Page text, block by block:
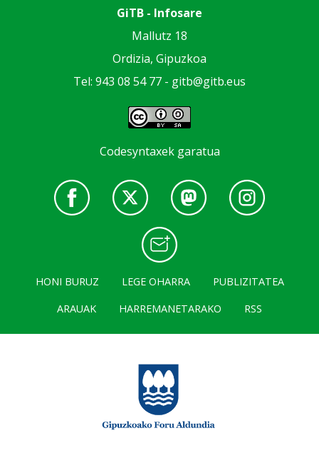
GiTB - Infosare
Mallutz 18
Ordizia, Gipuzkoa
Tel: 943 08 54 77 - gitb@gitb.eus
Codesyntaxek garatua
HONI BURUZ LEGE OHARRA
PUBLIZITATEA
ARAUAK
HARREMANETARAKO RSS